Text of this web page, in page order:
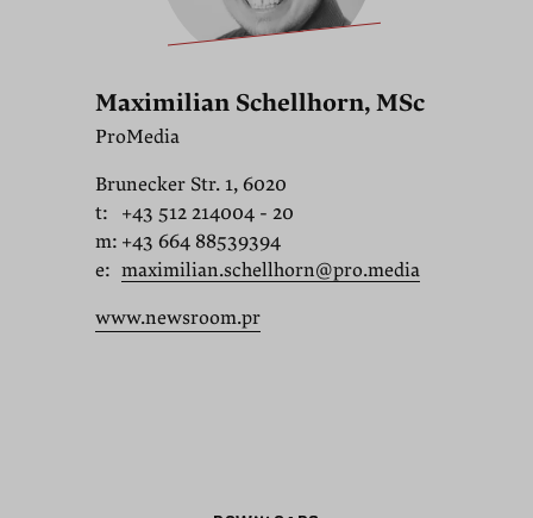
Maximilian Schellhorn, MSc
ProMedia
Brunecker Str. 1, 6020
t:
+43 512 214004 - 20
m: +43 664 88539394
e: maximilian.schellhorn@pro.media
www.newsroom.pr